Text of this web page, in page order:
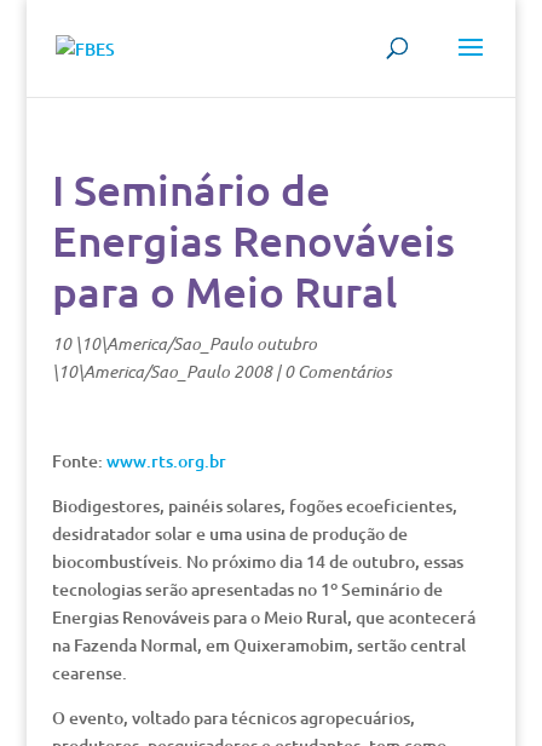
I Seminário de
Energias Renováveis
para o Meio Rural
10 \10\America/Sao_Paulo outubro
\10\America/Sao_Paulo 2008|0 Comentários
Fonte: www.rts.org.br
Biodigestores, painéis solares, fogões ecoeficientes,
desidratador solar e uma usina de produção de
biocombustíveis. No próximo dia 14 de outubro, essas
tecnologias serão apresentadas no 1º Seminário de
Energias Renováveis para o Meio Rural, que acontecerá
na Fazenda Normal, em Quixeramobim, sertão central
cearense.
O evento, voltado para técnicos agropecuários,